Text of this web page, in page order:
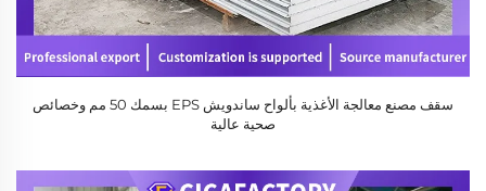
سقف مصنع معالجة الأغذية بألواح ساندويش EPS بسمك 50 مم وخصائص
صحية عالية